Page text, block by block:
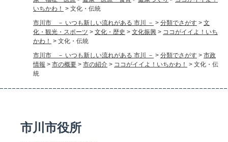
いちかわ！ > 文化・伝統
市川市 － いつも新しい流れがある 市川 － > 分類でさがす > 文
化・観光・スポーツ > 文化・歴史 > 文化振興 > ココがイイよ！いち
かわ！ > 文化・伝統
市川市 － いつも新しい流れがある 市川 － > 分類でさがす > 市政
情報 > 市の概要 > 市の紹介 > ココがイイよ！いちかわ！ > 文化・伝
統
市川市役所